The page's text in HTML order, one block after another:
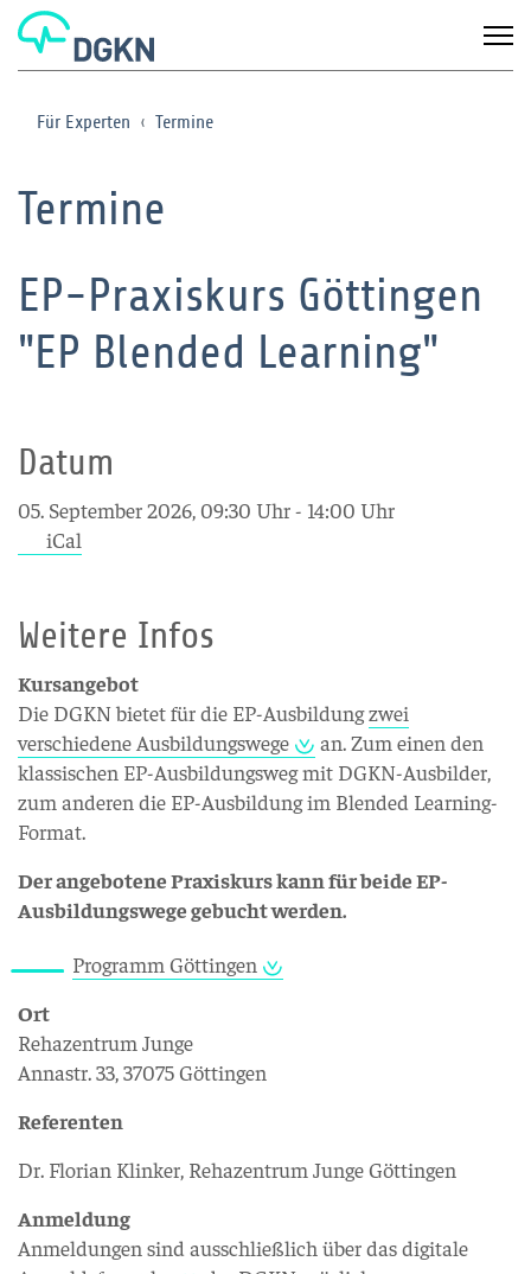
Für Experten Termine
Termine
EP-Praxiskurs Göttingen
"EP Blended Learning"
Datum
05. September 2026, 09:30 Uhr - 14:00 Uhr
iCal
Weitere Infos
Kursangebot
Die DGKN bietet für die EP-Ausbildungzwei
verschiedene Ausbildungswege
an. Zum einen den
klassischen EP-Ausbildungsweg mit DGKN-Ausbilder,
zum anderen die EP-Ausbildung im Blended Learning-
Format.
Der angebotene Praxiskurs kann für beide EP-
Ausbildungswege gebucht werden.
Programm Göttingen
Ort
Rehazentrum Junge
Annastr. 33, 37075 Göttingen
Referenten
Dr. Florian Klinker, Rehazentrum Junge Göttingen
Anmeldung
Anmeldungen sind ausschließlich über das digitale